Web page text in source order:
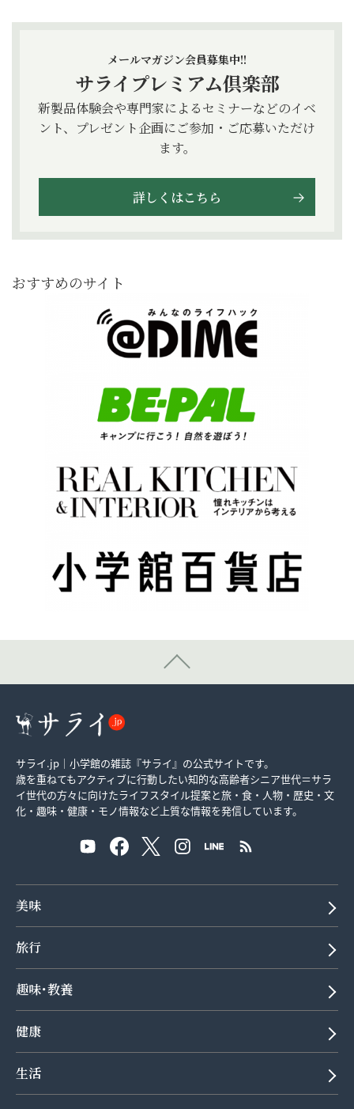
メールマガジン会員募集中!!
サライプレミアム倶楽部
新製品体験会や専門家によるセミナーなどのイベ
ント、プレゼント企画にご参加・ご応募いただけ
ます。
詳しくはこちら
おすすめのサイト
サライ.jp｜小学館の雑誌『サライ』の公式サイトです。
歳を重ねてもアクティブに行動したい知的な高齢者シニア世代＝サラ
イ世代の方々に向けたライフスタイル提案と旅・食・人物・歴史・文
化・趣味・健康・モノ情報など上質な情報を発信しています。
美味
旅行
趣味･教養
健康
生活